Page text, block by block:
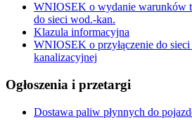
WNIOSEK o wydanie warunków
do sieci wod.-kan.
Klazula informacyjna
WNIOSEK o przyłączenie do
kanalizacyjnej
Ogłoszenia i przetargi
Dostawa paliw płynnych do